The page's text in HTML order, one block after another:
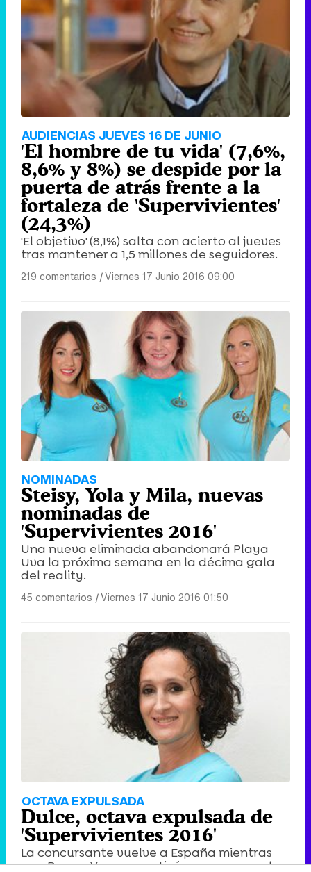
AUDIENCIAS JUEVES 16 DE JUNIO
'El hombre de tu vida' (7,6%,
8,6% y 8%) se despide por la
puerta de atrás frente a la
fortaleza de 'Supervivientes'
(24,3%)
'El objetivo' (8,1%) salta con acierto al jueves
tras mantener a 1,5 millones de seguidores.
219 comentarios |Viernes 17 Junio 2016 09:00
NOMINADAS
Steisy, Yola y Mila, nuevas
nominadas de
'Supervivientes 2016'
Una nueva eliminada abandonará Playa
Uva la próxima semana en la décima gala
del reality.
45 comentarios |Viernes 17 Junio 2016 01:50
OCTAVA EXPULSADA
Dulce, octava expulsada de
'Supervivientes 2016'
La concursante vuelve a España mientras
que Paco y Yurena continúan concursando